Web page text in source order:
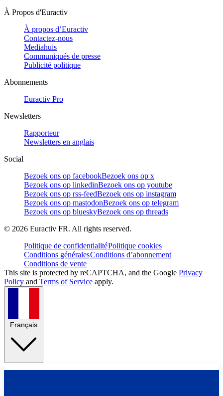
À Propos d'Euractiv
À propos d’Euractiv
Contactez-nous
Mediahuis
Communiqués de presse
Publicité politique
Abonnements
Euractiv Pro
Newsletters
Rapporteur
Newsletters en anglais
Social
Bezoek ons op facebookBezoek ons op x
Bezoek ons op linkedinBezoek ons op youtube
Bezoek ons op rss-feedBezoek ons op instagram
Bezoek ons op mastodonBezoek ons op telegram
Bezoek ons op blueskyBezoek ons op threads
© 2026 Euractiv FR. All rights reserved.
Politique de confidentialitéPolitique cookies
Conditions généralesConditions d’abonnement
Conditions de vente
This site is protected by reCAPTCHA, and the Google Privacy
Policy and Terms of Service apply.
Français